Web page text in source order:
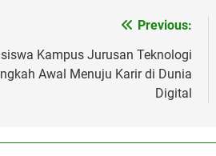
Previous:
Kampus Jurusan Teknologi
Awal Menuju Karir di Dunia
Digital